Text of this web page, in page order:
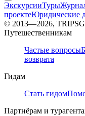
ЭкскурсииТуры
проектеЮридические
© 2013—2026,
Путешественникам
Частые вопросы
возврата
Гидам
Стать гидом
Партнёрам и